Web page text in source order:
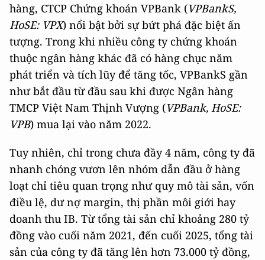
hàng, CTCP Chứng khoán VPBank (VPBankS,
HoSE: VPX) nổi bật bởi sự bứt phá đặc biệt ấn
tượng. Trong khi nhiều công ty chứng khoán
thuộc ngân hàng khác đã có hàng chục năm
phát triển và tích lũy để tăng tốc, VPBankS gần
như bắt đầu từ đầu sau khi được Ngân hàng
TMCP Việt Nam Thịnh Vượng (VPBank, HoSE:
VPB) mua lại vào năm 2022.
Tuy nhiên, chỉ trong chưa đầy 4 năm, công ty đã
nhanh chóng vươn lên nhóm dẫn đầu ở hàng
loạt chỉ tiêu quan trọng như quy mô tài sản, vốn
điều lệ, dư nợ margin, thị phần môi giới hay
doanh thu IB. Từ tổng tài sản chỉ khoảng 280 tỷ
đồng vào cuối năm 2021, đến cuối 2025, tổng tài
sản của công ty đã tăng lên hơn 73.000 tỷ đồng,